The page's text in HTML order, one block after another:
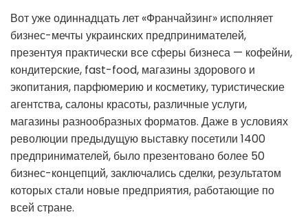
Вот уже одиннадцать лет «Франчайзинг» исполняет
бизнес-мечты украинских предпринимателей,
презентуя практически все сферы бизнеса — кофейни,
кондитерские, fast-food, магазины здорового и
экопитания, парфюмерию и косметику, туристические
агентства, салоны красоты, различные услуги,
магазины разнообразных форматов. Даже в условиях
революции предыдущую выставку посетили 1400
предпринимателей, было презентовано более 50
бизнес-концепций, заключались сделки, результатом
которых стали новые предприятия, работающие по
всей стране.